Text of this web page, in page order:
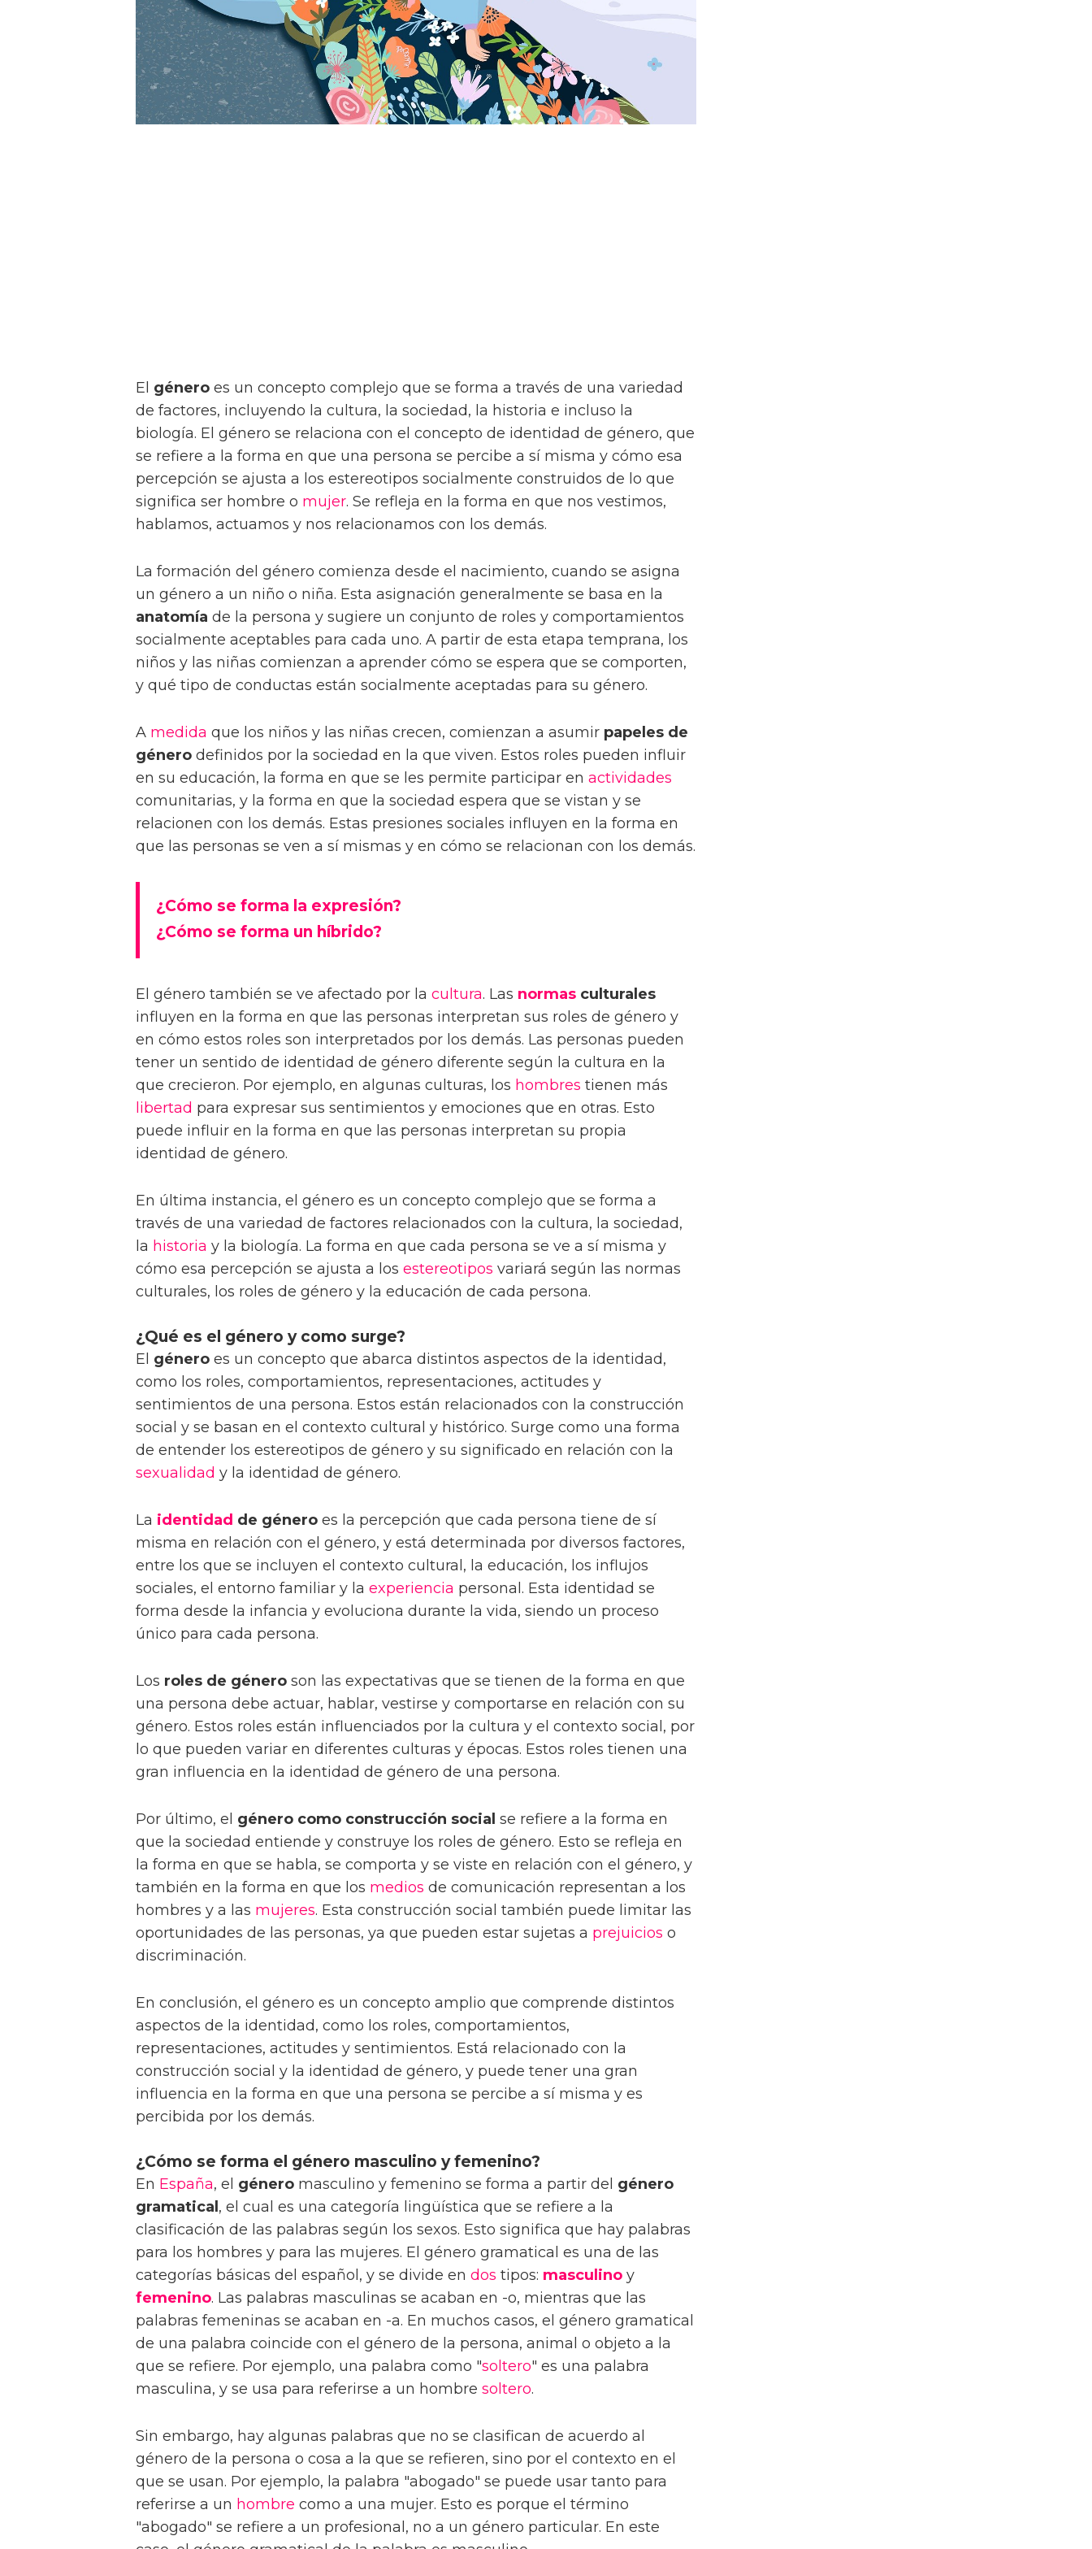
El género es un concepto complejo que se forma a través de una variedad
de factores, incluyendo la cultura, la sociedad, la historia e incluso la
biología. El género se relaciona con el concepto de identidad de género, que
se refiere a la forma en que una persona se percibe a sí misma y cómo esa
percepción se ajusta a los estereotipos socialmente construidos de lo que
significa ser hombre o mujer. Se refleja en la forma en que nos vestimos,
hablamos, actuamos y nos relacionamos con los demás.
La formación del género comienza desde el nacimiento, cuando se asigna
un género a un niño o niña. Esta asignación generalmente se basa en la
anatomía de la persona y sugiere un conjunto de roles y comportamientos
socialmente aceptables para cada uno. A partir de esta etapa temprana, los
niños y las niñas comienzan a aprender cómo se espera que se comporten,
y qué tipo de conductas están socialmente aceptadas para su género.
A medida que los niños y las niñas crecen, comienzan a asumir papeles de
género definidos por la sociedad en la que viven. Estos roles pueden influir
en su educación, la forma en que se les permite participar en actividades
comunitarias, y la forma en que la sociedad espera que se vistan y se
relacionen con los demás. Estas presiones sociales influyen en la forma en
que las personas se ven a sí mismas y en cómo se relacionan con los demás.
¿Cómo se forma la expresión?
¿Cómo se forma un híbrido?
El género también se ve afectado por la cultura. Las normas culturales
influyen en la forma en que las personas interpretan sus roles de género y
en cómo estos roles son interpretados por los demás. Las personas pueden
tener un sentido de identidad de género diferente según la cultura en la
que crecieron. Por ejemplo, en algunas culturas, los hombres tienen más
libertad para expresar sus sentimientos y emociones que en otras. Esto
puede influir en la forma en que las personas interpretan su propia
identidad de género.
En última instancia, el género es un concepto complejo que se forma a
través de una variedad de factores relacionados con la cultura, la sociedad,
la historia y la biología. La forma en que cada persona se ve a sí misma y
cómo esa percepción se ajusta a los estereotipos variará según las normas
culturales, los roles de género y la educación de cada persona.
¿Qué es el género y como surge?
El género es un concepto que abarca distintos aspectos de la identidad,
como los roles, comportamientos, representaciones, actitudes y
sentimientos de una persona. Estos están relacionados con la construcción
social y se basan en el contexto cultural y histórico. Surge como una forma
de entender los estereotipos de género y su significado en relación con la
sexualidad y la identidad de género.
La identidad de género es la percepción que cada persona tiene de sí
misma en relación con el género, y está determinada por diversos factores,
entre los que se incluyen el contexto cultural, la educación, los influjos
sociales, el entorno familiar y la experiencia personal. Esta identidad se
forma desde la infancia y evoluciona durante la vida, siendo un proceso
único para cada persona.
Los roles de género son las expectativas que se tienen de la forma en que
una persona debe actuar, hablar, vestirse y comportarse en relación con su
género. Estos roles están influenciados por la cultura y el contexto social, por
lo que pueden variar en diferentes culturas y épocas. Estos roles tienen una
gran influencia en la identidad de género de una persona.
Por último, el género como construcción social se refiere a la forma en
que la sociedad entiende y construye los roles de género. Esto se refleja en
la forma en que se habla, se comporta y se viste en relación con el género, y
también en la forma en que los medios de comunicación representan a los
hombres y a las mujeres. Esta construcción social también puede limitar las
oportunidades de las personas, ya que pueden estar sujetas a prejuicios o
discriminación.
En conclusión, el género es un concepto amplio que comprende distintos
aspectos de la identidad, como los roles, comportamientos,
representaciones, actitudes y sentimientos. Está relacionado con la
construcción social y la identidad de género, y puede tener una gran
influencia en la forma en que una persona se percibe a sí misma y es
percibida por los demás.
¿Cómo se forma el género masculino y femenino?
En España, el género masculino y femenino se forma a partir del género
gramatical , el cual es una categoría lingüística que se refiere a la
clasificación de las palabras según los sexos. Esto significa que hay palabras
para los hombres y para las mujeres. El género gramatical es una de las
categorías básicas del español, y se divide en dos tipos: masculino y
femenino. Las palabras masculinas se acaban en -o, mientras que las
palabras femeninas se acaban en -a. En muchos casos, el género gramatical
de una palabra coincide con el género de la persona, animal o objeto a la
que se refiere. Por ejemplo, una palabra como "soltero" es una palabra
masculina, y se usa para referirse a un hombre soltero.
Sin embargo, hay algunas palabras que no se clasifican de acuerdo al
género de la persona o cosa a la que se refieren, sino por el contexto en el
que se usan. Por ejemplo, la palabra "abogado" se puede usar tanto para
referirse a un hombre como a una mujer. Esto es porque el término
"abogado" se refiere a un profesional, no a un género particular. En este